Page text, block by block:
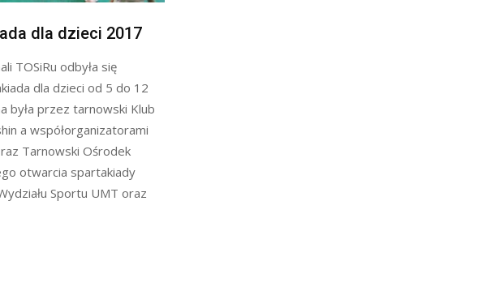
dla dzieci 2017
TOSiRu odbyła się
dla dzieci od 5 do 12
była przez tarnowski Klub
a współorganizatorami
Tarnowski Ośrodek
otwarcia spartakiady
Sportu UMT oraz